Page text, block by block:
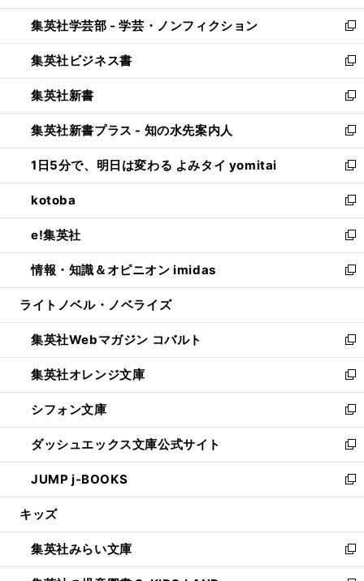
開
く
ウ
で
開
く
ン
ド
ウ
で
開
く
ウ
ィ
ン
ド
ウ
で
開
く
集英社学芸部 - 学芸・ノンフィクション
新
し
い
ウ
ィ
ン
ド
ウ
で
開
く
集英社ビジネス書
新
し
い
ウ
ィ
ン
ド
ウ
で
開
く
集英社新書
新
し
い
ウ
ィ
ン
ド
ウ
で
開
く
集英社新書プラス - 知の水先案内人
新
し
い
ウ
ィ
ン
ド
ウ
で
開
1日5分で、明日は変わる よみタイ yomitai
新
し
い
ウ
ィ
ン
ド
ウ
開
く
kotoba
新
し
い
ウ
ィ
ン
ウ
で
開
く
e!集英社
新
し
い
ウ
ン
ド
ウ
で
開
く
情報・知識＆オピニオン imidas
新
し
ウ
ィ
ン
ド
ウ
で
開
く
ライトノベル・ノベライズ
集英社Webマガジン コバルト
新
し
い
ウ
ィ
ン
ド
ウ
で
開
集英社オレンジ文庫
新
し
い
ウ
ィ
ン
ド
ウ
開
く
シフォン文庫
新
し
い
ウ
ィ
ン
ウ
で
開
ダッシュエックス文庫公式サイト
新
し
い
ウ
ン
ド
ウ
JUMP j-BOOKS
新
し
ウ
ィ
ン
キッズ
集英社みらい文庫
新
し